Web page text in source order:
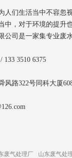
们生活当中不容忽视
中，对于环境的提升
司是一家集专业废水
3510 6375
路322号同科大厦
废气处理厂 山东废气处